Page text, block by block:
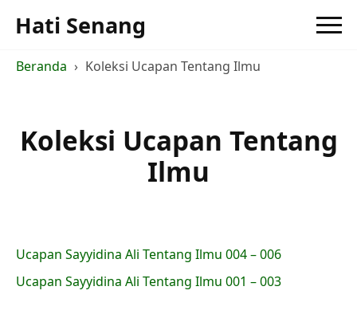
Hati Senang
Beranda Koleksi Ucapan Tentang Ilmu
Koleksi Ucapan Tentang
Ilmu
Ucapan Sayyidina Ali Tentang Ilmu 004 – 006
Ucapan Sayyidina Ali Tentang Ilmu 001 – 003